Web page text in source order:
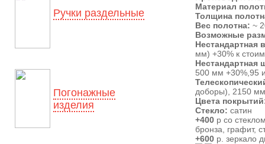
Ручки раздельные
Погонажные
изделия
Материал
Толщина
Вес полотна: ~
Возможные
Нестандартная
мм) +30% к
Нестандартная
500 мм +30%,95
доборы), 2150
Цвета
Стекло: сатин
+400 р со
бронза, графит,
+600 р. зеркало